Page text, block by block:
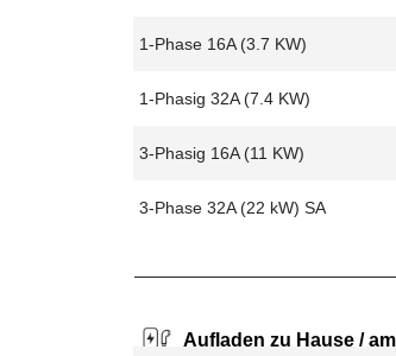
1-Phase 16A (3.7 KW)
1-Phasig 32A (7.4 KW)
3-Phasig 16A (11 KW)
3-Phase 32A (22 kW) SA
Aufladen zu Hause /